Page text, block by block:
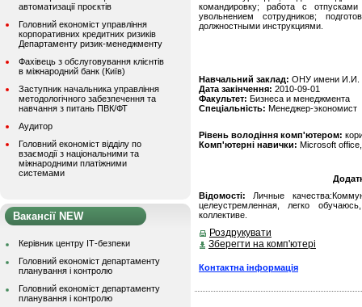
автоматизації проєктів
Головний економіст управління
корпоративних кредитних ризиків
Департаменту ризик-менеджменту
Фахівець з обслуговування клієнтів
в міжнародний банк (Київ)
Заступник начальника управління
методологічного забезпечення та
навчання з питань ПВК/ФТ
Аудитор
Головний економіст відділу по
взаємодії з національними та
міжнародними платіжними
системами
Вакансії NEW
Керівник центру ІТ-безпеки
Головний економіст департаменту
планування і контролю
Головний економіст департаменту
планування і контролю
командировку; работа с
увольнением сотрудников;
должностными инструкциями.
Навчальний заклад: ОНУ имени И.И.
Дата закінчення: 2010-09-01
Факультет: Бизнеса и менеджмента
Спеціальність: Менеджер-экономист
Рівень володіння комп'ютером:
Комп'ютерні навички: Microsoft
Відомості: Личные
целеустремленная, легко
коллективе.
Роздрукувати
Зберегти на комп'ютері
Контактна інформація